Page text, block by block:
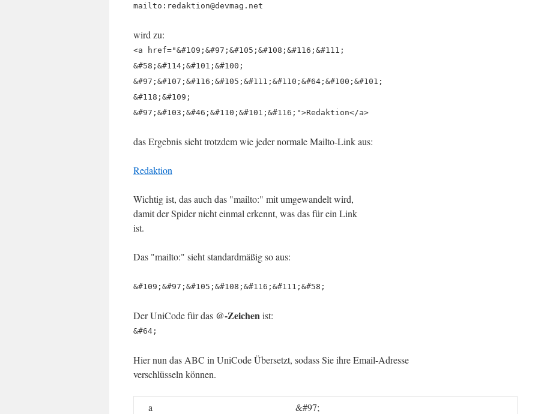
mailto:redaktion@devmag.net
wird zu:
<a href="&#109;&#97;&#105;&#108;&#116;&#111;
&#58;&#114;&#101;&#100;
&#97;&#107;&#116;&#105;&#111;&#110;&#64;&#100;&#101;
&#118;&#109;
&#97;&#103;&#46;&#110;&#101;&#116;">Redaktion</a>
das Ergebnis sieht trotzdem wie jeder normale Mailto-Link aus:
Redaktion
Wichtig ist, das auch das "mailto:" mit umgewandelt wird,
damit der Spider nicht einmal erkennt, was das für ein Link
ist.
Das "mailto:" sieht standardmäßig so aus:
&#109;&#97;&#105;&#108;&#116;&#111;&#58;
Der UniCode für das @-Zeichenist:
&#64;
Hier nun das ABC in UniCode Übersetzt, sodass Sie ihre Email-Adresse
verschlüsseln können.
a
&#97;